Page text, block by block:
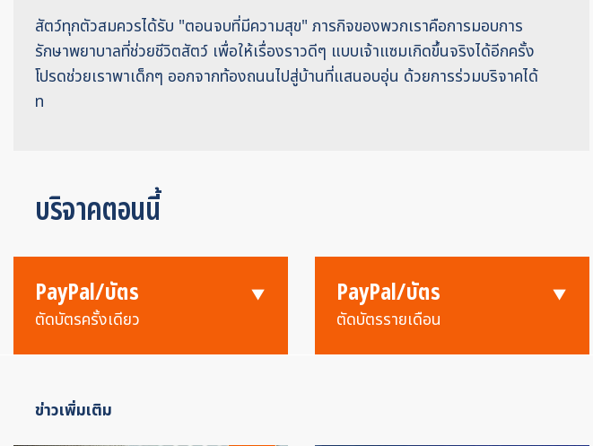
สัตว์ทุกตัวสมควรได้รับ "ตอนจบที่มีความสุข" ภารกิจของพวกเราคือการมอบการ
รักษาพยาบาลที่ช่วยชีวิตสัตว์ เพื่อให้เรื่องราวดีๆ แบบเจ้าแซมเกิดขึ้นจริงได้อีกครั้ง
โปรดช่วยเราพาเด็กๆ ออกจากท้องถนนไปสู่บ้านที่แสนอบอุ่น ด้วยการร่วมบริจาคได้
ท
บริจาคตอนนี้
PayPal/บัตร
ตัดบัตรครั้งเดียว
PayPal/บัตร
ตัดบัตรรายเดือน
ข่าวเพิ่มเติม